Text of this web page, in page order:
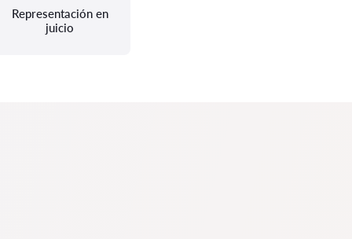
Representación en
juicio